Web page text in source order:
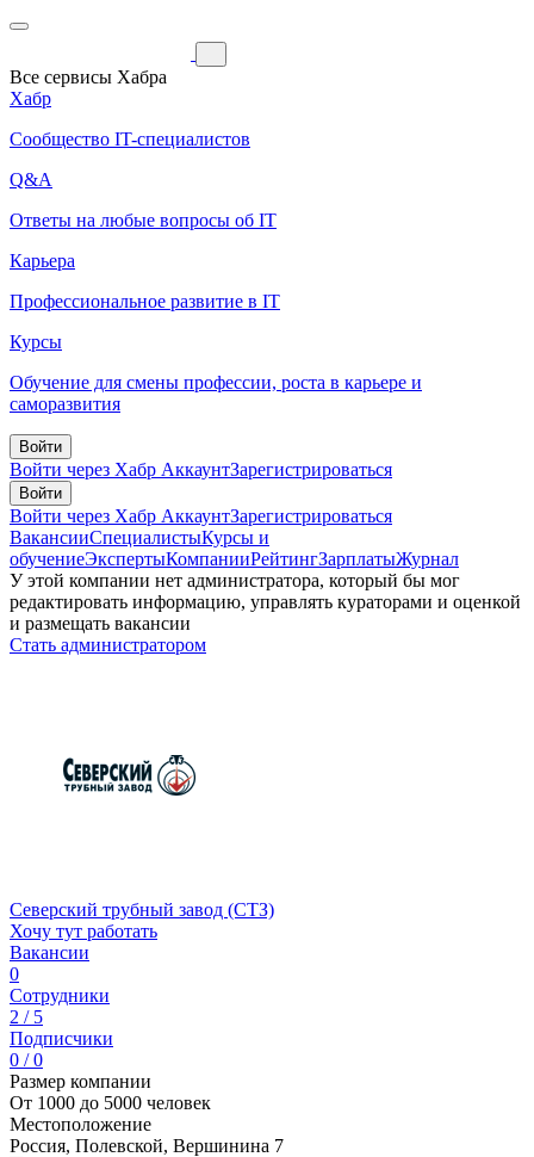
Все сервисы Хабра
Хабр
Сообщество IT-специалистов
Q&A
Ответы на любые вопросы об IT
Карьера
Профессиональное развитие в IT
Курсы
Обучение для смены профессии, роста в карьере и
саморазвития
Войти
Войти через Хабр АккаунтЗарегистрироваться
Войти
Войти через Хабр АккаунтЗарегистрироваться
ВакансииСпециалистыКурсы и
обучениеЭкспертыКомпанииРейтингЗарплатыЖурнал
У этой компании нет администратора, который бы мог
редактировать информацию, управлять кураторами и оценкой
и размещать вакансии
Стать администратором
Северский трубный завод (СТЗ)
Хочу тут работать
Вакансии
0
Сотрудники
2 / 5
Подписчики
0 / 0
Размер компании
От 1000 до 5000 человек
Местоположение
Россия, Полевской, Вершинина 7